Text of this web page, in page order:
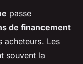
passe
de financement
acheteurs. Les
souvent la